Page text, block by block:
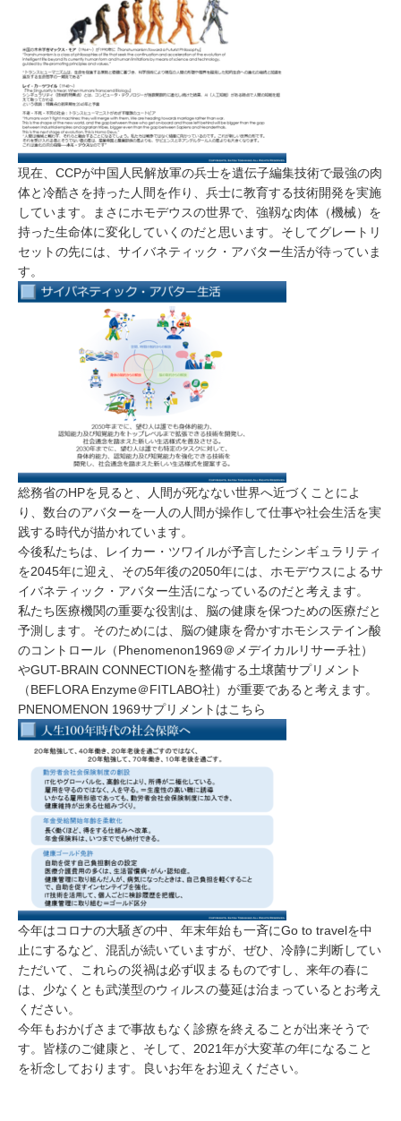
現在、CCPが中国人民解放軍の兵士を遺伝子編集技術で最強の肉
体と冷酷さを持った人間を作り、兵士に教育する技術開発を実施
しています。まさにホモデウスの世界で、強靱な肉体（機械）を
持った生命体に変化していくのだと思います。そしてグレートリ
セットの先には、サイバネティック・アバター生活が待っていま
す。
総務省のHPを見ると、人間が死なない世界へ近づくことによ
り、数台のアバターを一人の人間が操作して仕事や社会生活を実
践する時代が描かれています。
今後私たちは、レイカー・ツワイルが予言したシンギュラリティ
を2045年に迎え、その5年後の2050年には、ホモデウスによるサ
イバネティック・アバター生活になっているのだと考えます。
私たち医療機関の重要な役割は、脳の健康を保つための医療だと
予測します。そのためには、脳の健康を脅かすホモシステイン酸
のコントロール（Phenomenon1969＠メデイカルリサーチ社）
やGUT-BRAIN CONNECTIONを整備する土壌菌サプリメント
（BEFLORA Enzyme＠FITLABO社）が重要であると考えます。
PNENOMENON 1969サプリメントはこちら
今年はコロナの大騒ぎの中、年末年始も一斉にGo to travelを中
止にするなど、混乱が続いていますが、ぜひ、冷静に判断してい
ただいて、これらの災禍は必ず収まるものですし、来年の春に
は、少なくとも武漢型のウィルスの蔓延は治まっているとお考え
ください。
今年もおかげさまで事故もなく診療を終えることが出来そうで
す。皆様のご健康と、そして、2021年が大変革の年になること
を祈念しております。良いお年をお迎えください。